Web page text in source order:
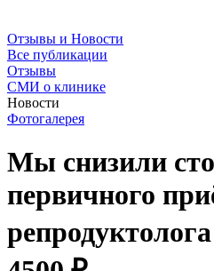
Отзывы и Новости
Все публикации
Отзывы
СМИ о клинике
Новости
Фотогалерея
Мы снизили
первичного